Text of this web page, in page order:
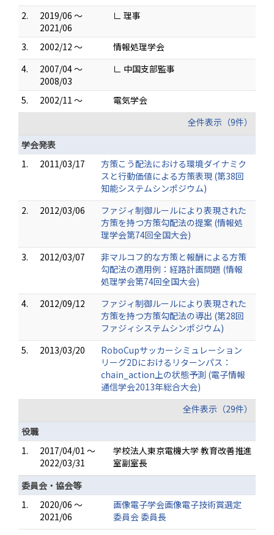
2.
2019/06 ～
2021/06
∟ 理事
3. 2002/12 ～
情報処理学会
4.
2007/04 ～
2008/03
∟ 中国支部監事
5. 2002/11 ～
電気学会
全件表示（9件）
学会発表
1.
2011/03/17
方策こう配法における環境ダイナミク
スと行動価値による方策表現 (第38回
知能システムシンポジウム)
2.
2012/03/06
ファジィ制御ルールにより表現された
方策を持つ方策勾配法の提案 (情報処
理学会第74回全国大会)
3.
2012/03/07
非マルコフ的な方策と報酬による方策
勾配法の適用例：経路計画問題 (情報
処理学会第74回全国大会)
4.
2012/09/12
ファジィ制御ルールにより表現された
方策を持つ方策勾配法の導出 (第28回
ファジィシステムシンポジウム)
5.
2013/03/20
RoboCupサッカーシミュレーション
リーグ2Dにおけるリターンパス：
chain_action上の状態予測 (電子情報
通信学会2013年総合大会)
全件表示（29件）
役職
1.
2017/04/01 ～
2022/03/31
学校法人東京電機大学 教育改善推進
室副室長
委員会・協会等
1.
2020/06 ～
2021/06
画像電子学会画像電子技術賞選定
委員会 委員長